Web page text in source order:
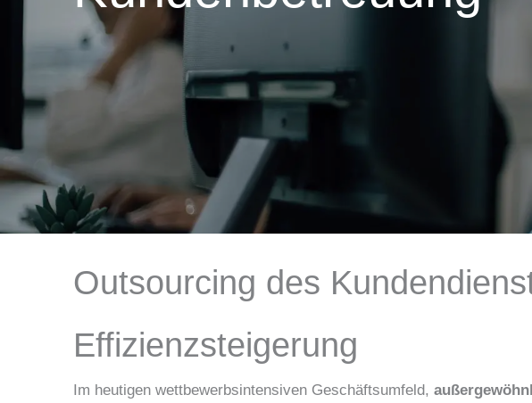
Outsourcing des
Effizienzsteigerung
Im heutigen wettbewerbsintensiven Geschäftsumfeld,